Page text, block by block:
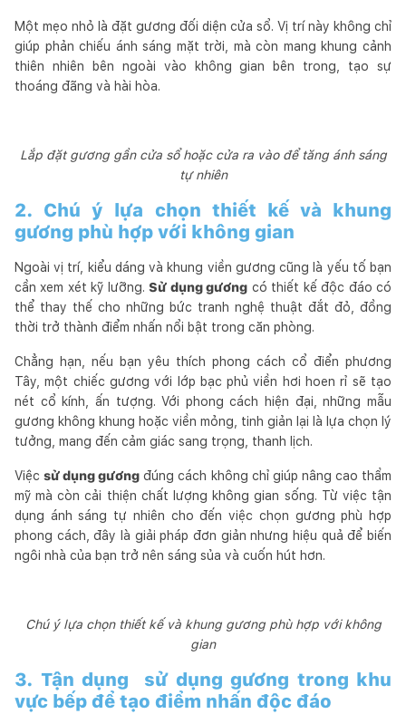
Một mẹo nhỏ là đặt gương đối diện cửa sổ. Vị trí này không chỉ
giúp phản chiếu ánh sáng mặt trời, mà còn mang khung cảnh
thiên nhiên bên ngoài vào không gian bên trong, tạo sự
thoáng đãng và hài hòa.
Lắp đặt gương gần cửa sổ hoặc cửa ra vào để tăng ánh sáng
tự nhiên
2. Chú ý lựa chọn thiết kế và khung
gương phù hợp với không gian
Ngoài vị trí, kiểu dáng và khung viền gương cũng là yếu tố bạn
cần xem xét kỹ lưỡng.Sử dụng gương có thiết kế độc đáo có
thể thay thế cho những bức tranh nghệ thuật đắt đỏ, đồng
thời trở thành điểm nhấn nổi bật trong căn phòng.
Chẳng hạn, nếu bạn yêu thích phong cách cổ điển phương
Tây, một chiếc gương với lớp bạc phủ viền hơi hoen rỉ sẽ tạo
nét cổ kính, ấn tượng. Với phong cách hiện đại, những mẫu
gương không khung hoặc viền mỏng, tinh giản lại là lựa chọn lý
tưởng, mang đến cảm giác sang trọng, thanh lịch.
Việcsử dụng gương đúng cách không chỉ giúp nâng cao thẩm
mỹ mà còn cải thiện chất lượng không gian sống. Từ việc tận
dụng ánh sáng tự nhiên cho đến việc chọn gương phù hợp
phong cách, đây là giải pháp đơn giản nhưng hiệu quả để biến
ngôi nhà của bạn trở nên sáng sủa và cuốn hút hơn.
Chú ý lựa chọn thiết kế và khung gương phù hợp với không
gian
3. Tận dụng sử dụng gương trong khu
vực bếp để tạo điểm nhấn độc đáo